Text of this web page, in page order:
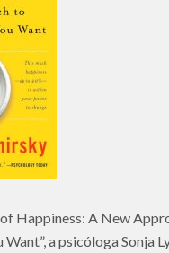
Happiness: A New
a psicóloga Sonja